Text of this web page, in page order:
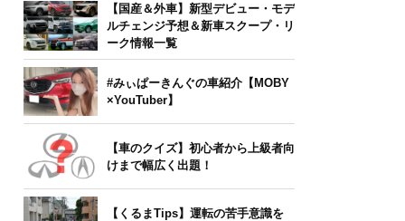
【国産＆外車】新型デビュー・モデ
ルチェンジ予想＆新車スクープ・リ
ーク情報一覧
#みぃぱーきんぐの車紹介【MOBY
×YouTuber】
【車のクイズ】初心者から上級者向
けまで幅広く出題！
【くるまTips】運転の苦手意識を